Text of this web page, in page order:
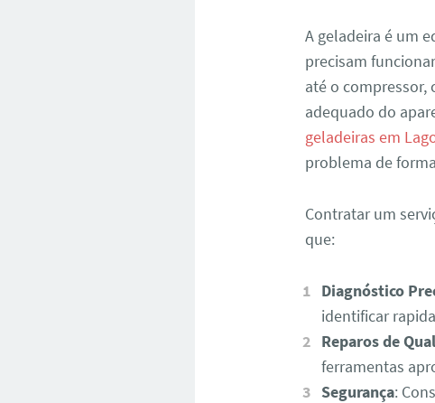
A geladeira é um
precisam
até o compressor,
adequado do
geladeiras em
problema de
Contratar um
que:
Diagnóstico
identificar
Reparos de
ferramentas
Segurança: